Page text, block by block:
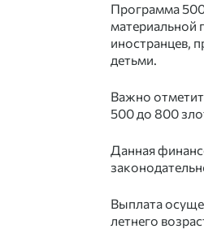
Программа
материальной
иностранцев,
детьми.
Важно
500 до 800
Данная
Выплата
летнего